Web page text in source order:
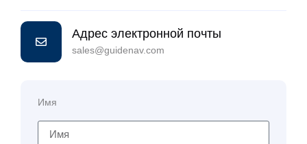
Адрес электронной почты
sales@guidenav.com
Имя